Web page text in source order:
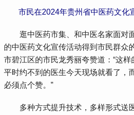
市民在2024年贵州省中医药文化
逛中医药市集、和中医名家面对
的中医药文化宣传活动得到市民群众
市碧江区的市民龙秀丽夸赞道：“这样
平时约不到的医生今天现场就看了，
必须点个赞。”
多种方式提升技术，多样形式送